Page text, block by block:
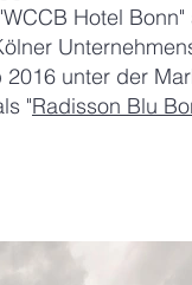
Hotel
unter der
"Radisson Blu